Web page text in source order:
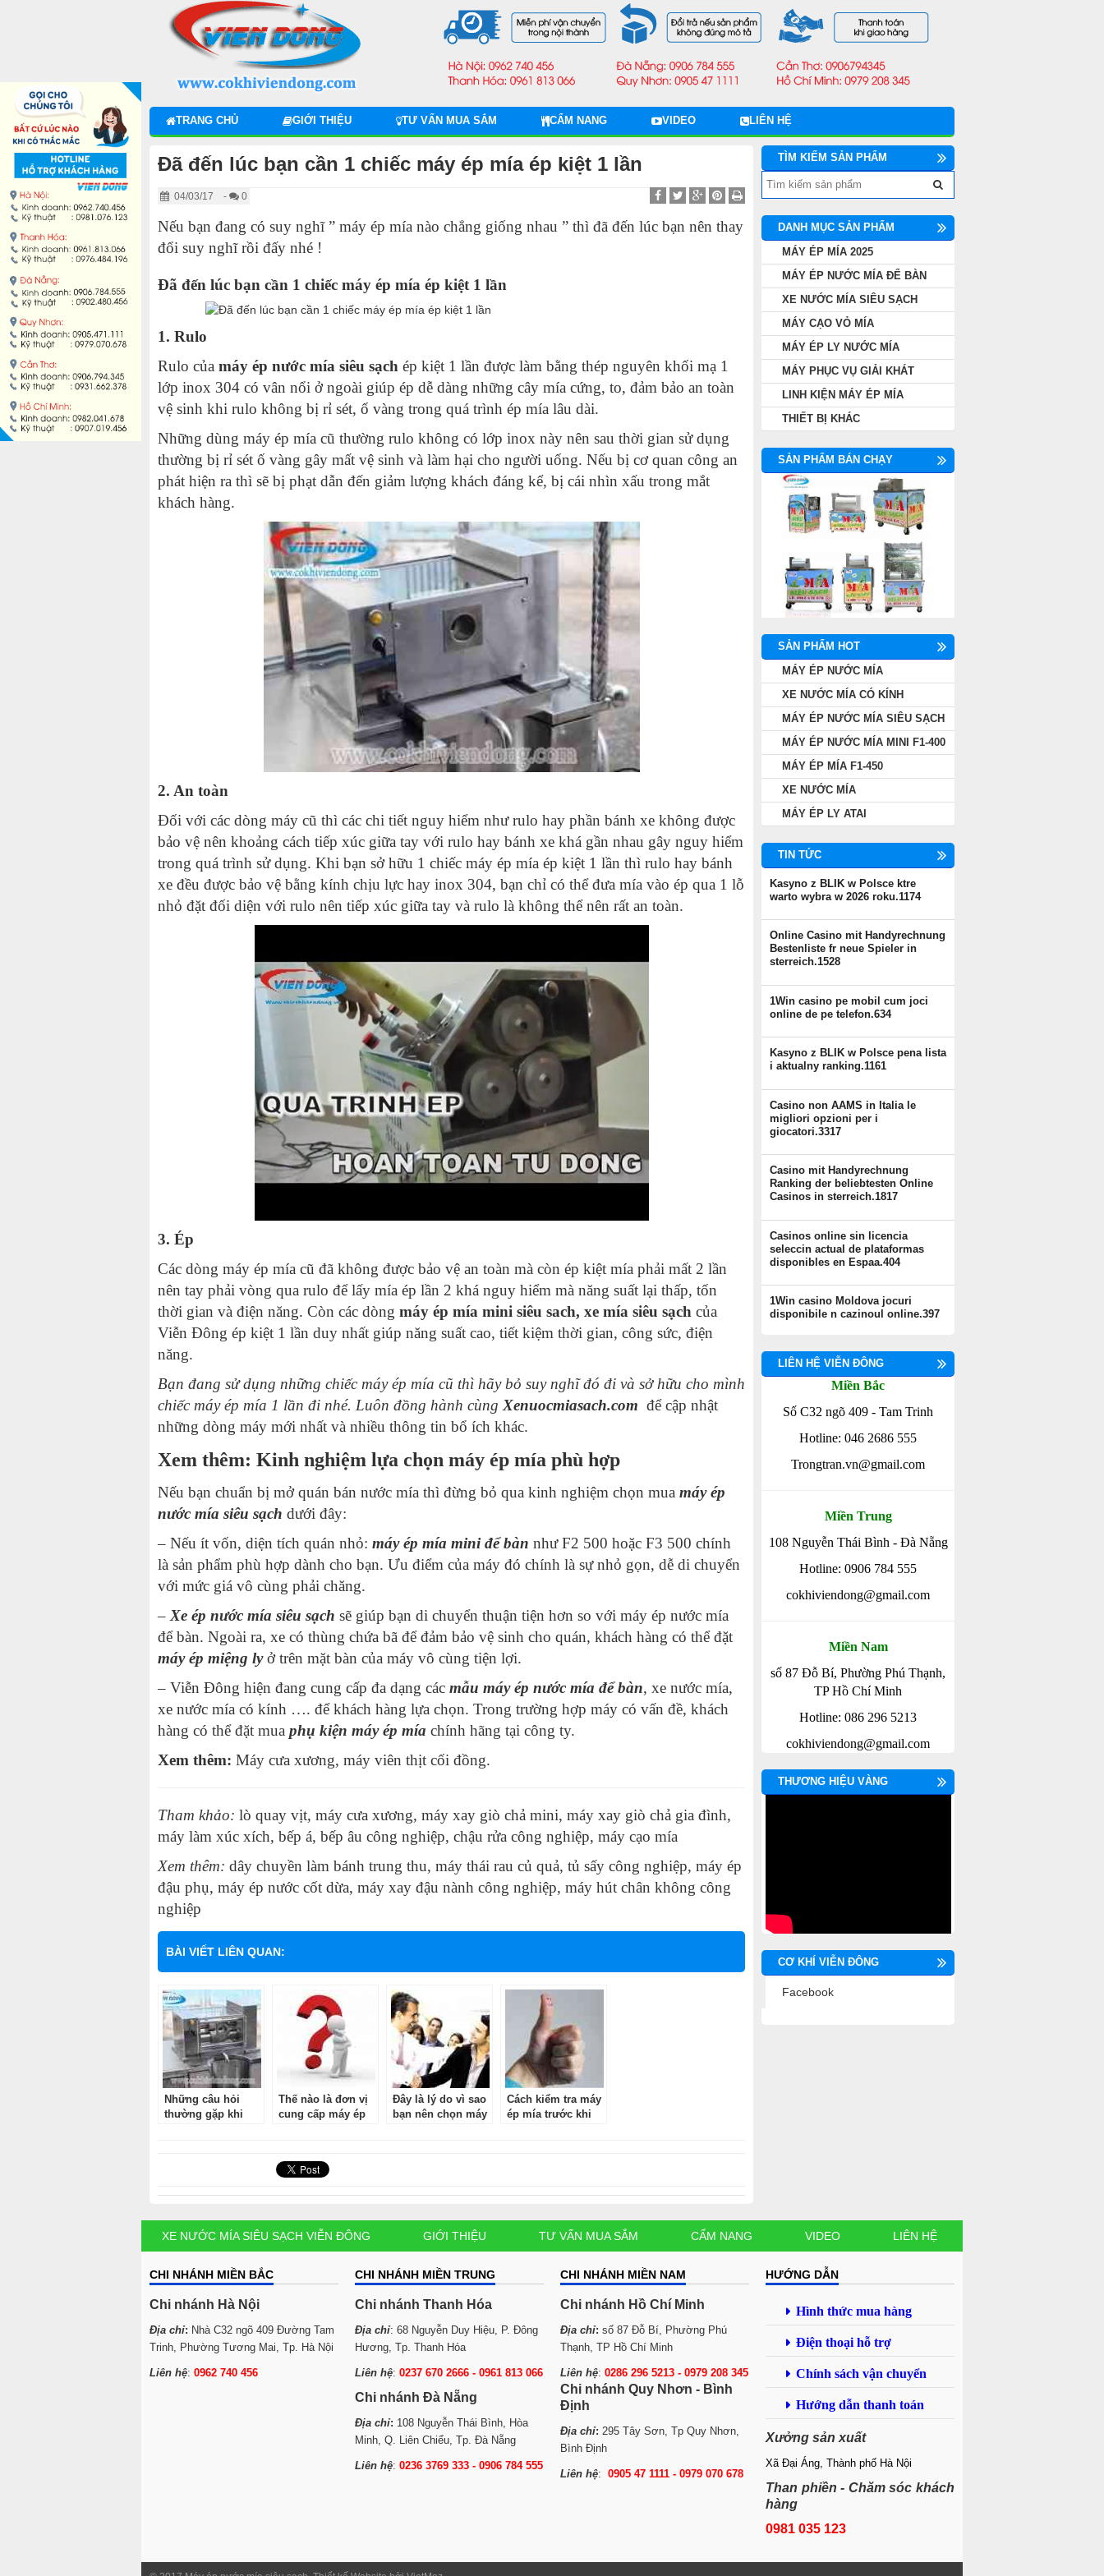
TRANG CHỦ GIỚI THIỆU TƯ VẤN MUA SẮM CẨM NANG VIDEO LIÊN HỆ
Đã đến lúc bạn cần 1 chiếc máy ép mía ép kiệt 1 lần
04/03/17 - 0
Nếu bạn đang có suy nghĩ ” máy ép mía nào chẳng giống nhau ” thì đã đến lúc bạn nên thay
đổi suy nghĩ rồi đấy nhé !
Đã đến lúc bạn cần 1 chiếc máy ép mía ép kiệt 1 lần
1. Rulo
Rulo của máy ép nước mía siêu sạch ép kiệt 1 lần được làm bằng thép nguyên khối mạ 1
lớp inox 304 có vân nổi ở ngoài giúp ép dễ dàng những cây mía cứng, to, đảm bảo an toàn
vệ sinh khi rulo không bị rỉ sét, ố vàng trong quá trình ép mía lâu dài.
Những dùng máy ép mía cũ thường rulo không có lớp inox này nên sau thời gian sử dụng
thường bị rỉ sét ố vàng gây mất vệ sinh và làm hại cho người uống. Nếu bị cơ quan công an
phát hiện ra thì sẽ bị phạt dẫn đến giảm lượng khách đáng kể, bị cái nhìn xấu trong mắt
khách hàng.
2. An toàn
Đối với các dòng máy cũ thì các chi tiết nguy hiểm như rulo hay phần bánh xe không được
bảo vệ nên khoảng cách tiếp xúc giữa tay với rulo hay bánh xe khá gần nhau gây nguy hiểm
trong quá trình sử dụng. Khi bạn sở hữu 1 chiếc máy ép mía ép kiệt 1 lần thì rulo hay bánh
xe đều được bảo vệ bằng kính chịu lực hay inox 304, bạn chỉ có thể đưa mía vào ép qua 1 lỗ
nhỏ đặt đối diện với rulo nên tiếp xúc giữa tay và rulo là không thể nên rất an toàn.
3. Ép
Các dòng máy ép mía cũ đã không được bảo vệ an toàn mà còn ép kiệt mía phải mất 2 lần
nên tay phải vòng qua rulo để lấy mía ép lần 2 khá nguy hiểm mà năng suất lại thấp, tốn
thời gian và điện năng. Còn các dòng máy ép mía mini siêu sach, xe mía siêu sạch của
Viễn Đông ép kiệt 1 lần duy nhất giúp năng suất cao, tiết kiệm thời gian, công sức, điện
năng.
Bạn đang sử dụng những chiếc máy ép mía cũ thì hãy bỏ suy nghĩ đó đi và sở hữu cho mình
chiếc máy ép mía 1 lần đi nhé. Luôn đồng hành cùngXenuocmiasach.com để cập nhật
những dòng máy mới nhất và nhiều thông tin bổ ích khác.
Xem thêm: Kinh nghiệm lựa chọn máy ép mía phù hợp
Nếu bạn chuẩn bị mở quán bán nước mía thì đừng bỏ qua kinh nghiệm chọn mua máy ép
nước mía siêu sạch dưới đây:
– Nếu ít vốn, diện tích quán nhỏ: máy ép mía mini để bàn như F2 500 hoặc F3 500 chính
là sản phẩm phù hợp dành cho bạn. Ưu điểm của máy đó chính là sự nhỏ gọn, dễ di chuyển
với mức giá vô cùng phải chăng.
–Xe ép nước mía siêu sạch sẽ giúp bạn di chuyển thuận tiện hơn so với máy ép nước mía
để bàn. Ngoài ra, xe có thùng chứa bã để đảm bảo vệ sinh cho quán, khách hàng có thể đặt
máy ép miệng lyở trên mặt bàn của máy vô cùng tiện lợi.
– Viễn Đông hiện đang cung cấp đa dạng các mẫu máy ép nước mía để bàn, xe nước mía,
xe nước mía có kính …. để khách hàng lựa chọn. Trong trường hợp máy có vấn đề, khách
hàng có thể đặt mua phụ kiện máy ép mía chính hãng tại công ty.
Xem thêm: Máy cưa xương, máy viên thịt cối đồng.
Tham khảo: lò quay vịt, máy cưa xương, máy xay giò chả mini, máy xay giò chả gia đình,
máy làm xúc xích, bếp á, bếp âu công nghiệp, chậu rửa công nghiệp, máy cạo mía
Xem thêm: dây chuyền làm bánh trung thu, máy thái rau củ quả, tủ sấy công nghiệp, máy ép
đậu phụ, máy ép nước cốt dừa, máy xay đậu nành công nghiệp, máy hút chân không công
nghiệp
BÀI VIẾT LIÊN QUAN:
Những câu hỏi
thường gặp khi
Thế nào là đơn vị
cung cấp máy ép
Đây là lý do vì sao
bạn nên chọn máy
Cách kiểm tra máy
ép mía trước khi
TÌM KIẾM SẢN PHẨM
DANH MỤC SẢN PHẨM
MÁY ÉP MÍA 2025
MÁY ÉP NƯỚC MÍA ĐỂ BÀN
XE NƯỚC MÍA SIÊU SẠCH
MÁY CẠO VỎ MÍA
MÁY ÉP LY NƯỚC MÍA
MÁY PHỤC VỤ GIẢI KHÁT
LINH KIỆN MÁY ÉP MÍA
THIẾT BỊ KHÁC
SẢN PHẨM BÁN CHẠY
SẢN PHẨM HOT
MÁY ÉP NƯỚC MÍA
XE NƯỚC MÍA CÓ KÍNH
MÁY ÉP NƯỚC MÍA SIÊU SẠCH
MÁY ÉP NƯỚC MÍA MINI F1-400
MÁY ÉP MÍA F1-450
XE NƯỚC MÍA
MÁY ÉP LY ATAI
TIN TỨC
Kasyno z BLIK w Polsce ktre
warto wybra w 2026 roku.1174
Online Casino mit Handyrechnung
Bestenliste fr neue Spieler in
sterreich.1528
1Win casino pe mobil cum joci
online de pe telefon.634
Kasyno z BLIK w Polsce pena lista
i aktualny ranking.1161
Casino non AAMS in Italia le
migliori opzioni per i
giocatori.3317
Casino mit Handyrechnung
Ranking der beliebtesten Online
Casinos in sterreich.1817
Casinos online sin licencia
seleccin actual de plataformas
disponibles en Espaa.404
1Win casino Moldova jocuri
disponibile n cazinoul online.397
LIÊN HỆ VIỄN ĐÔNG
Miền Bắc
Số C32 ngõ 409 - Tam Trinh
Hotline: 046 2686 555
Trongtran.vn@gmail.com
Miền Trung
108 Nguyễn Thái Bình - Đà Nẵng
Hotline: 0906 784 555
cokhiviendong@gmail.com
Miền Nam
số 87 Đỗ Bí, Phường Phú Thạnh,
TP Hồ Chí Minh
Hotline: 086 296 5213
cokhiviendong@gmail.com
THƯƠNG HIỆU VÀNG
CƠ KHÍ VIỄN ĐÔNG
Facebook
XE NƯỚC MÍA SIÊU SẠCH VIỄN ĐÔNG GIỚI THIỆU TƯ VẤN MUA SẮM CẨM NANG VIDEO LIÊN HỆ
CHI NHÁNH MIỀN BẮC
Chi nhánh Hà Nội
Địa chỉ: Nhà C32 ngõ 409 Đường Tam
Trinh, Phường Tương Mai, Tp. Hà Nội
Liên hệ: 0962 740 456
CHI NHÁNH MIỀN TRUNG
Chi nhánh Thanh Hóa
Địa chỉ: 68 Nguyễn Duy Hiệu, P. Đông
Hương, Tp. Thanh Hóa
Liên hệ: 0237 670 2666 - 0961 813 066
Chi nhánh Đà Nẵng
Địa chỉ: 108 Nguyễn Thái Bình, Hòa
Minh, Q. Liên Chiểu, Tp. Đà Nẵng
Liên hệ: 0236 3769 333 - 0906 784 555
CHI NHÁNH MIỀN NAM
Chi nhánh Hồ Chí Minh
Địa chỉ: số 87 Đỗ Bí, Phường Phú
Thạnh, TP Hồ Chí Minh
Liên hệ: 0286 296 5213 - 0979 208 345
Chi nhánh Quy Nhơn - Bình
Định
Địa chỉ: 295 Tây Sơn, Tp Quy Nhơn,
Bình Định
Liên hệ: 0905 47 1111 - 0979 070 678
HƯỚNG DẪN
Hình thức mua hàng
Điện thoại hỗ trợ
Chính sách vận chuyển
Hướng dẫn thanh toán
Xưởng sản xuất
Xã Đại Áng, Thành phố Hà Nội
Than phiền - Chăm sóc khách
hàng
0981 035 123
MÁY ÉP NƯỚC MÍA ĐỂ BÀN
XE NƯỚC MÍA SIÊU SẠCH
MÁY CẠO VỎ MÍA
MÁY ÉP LY NƯỚC MÍA
MÁY PHỤC VỤ GIẢI KHÁT
LINH KIỆN MÁY ÉP MÍA
THIẾT BỊ KHÁC